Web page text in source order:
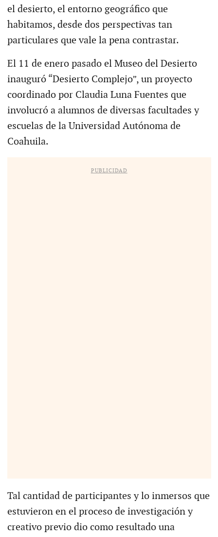
el desierto, el entorno geográfico que
habitamos, desde dos perspectivas tan
particulares que vale la pena contrastar.
El 11 de enero pasado el Museo del Desierto
inauguró “Desierto Complejo”, un proyecto
coordinado por Claudia Luna Fuentes que
involucró a alumnos de diversas facultades y
escuelas de la Universidad Autónoma de
Coahuila.
PUBLICIDAD
Tal cantidad de participantes y lo inmersos que
estuvieron en el proceso de investigación y
creativo previo dio como resultado una